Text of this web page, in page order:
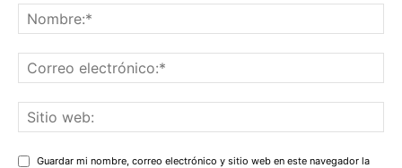
Guardar mi nombre, correo electrónico y sitio web en este navegador la